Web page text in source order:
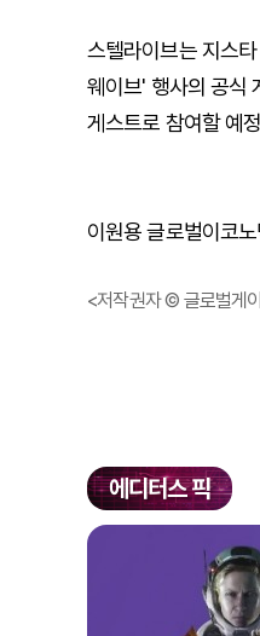
스텔라이브는 지스
웨이브' 행사의 공식
게스트로 참여할 예
이원용 글로벌이코
<저작권자 © 글로벌게
에디터스 픽